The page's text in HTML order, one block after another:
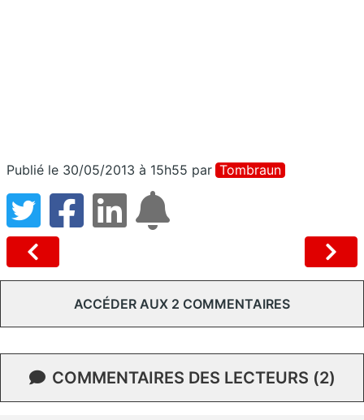
Publié le 30/05/2013 à 15h55 par Tombraun
ACCÉDER AUX 2 COMMENTAIRES
COMMENTAIRES DES LECTEURS (2)